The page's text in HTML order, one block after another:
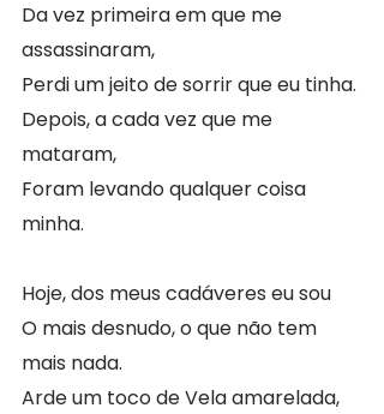
Da vez primeira em que me
assassinaram,
Perdi um jeito de sorrir que eu tinha.
Depois, a cada vez que me
mataram,
Foram levando qualquer coisa
minha.
Hoje, dos meus cadáveres eu sou
O mais desnudo, o que não tem
mais nada.
Arde um toco de Vela amarelada,